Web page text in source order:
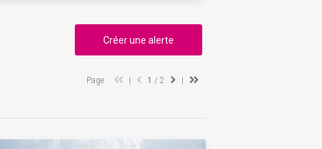
Créer une alerte
Page : 1 / 2